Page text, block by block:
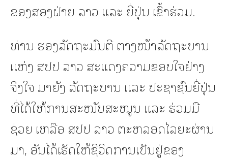
ຂອງສອງຝ່າຍ ລາວ ແລະ ຍີ່ປຸ່ນ ເຂົ້າຮ່ວມ.
ທ່ານ ຮອງລັດຖະມົນຕີ ຕາງໜ້າລັດຖະບານ
ແຫ່ງ ສປປ ລາວ ສະແດງຄວາມຂອບໃຈຢ່າງ
ຈິງໃຈ ມາຍັງ ລັດຖະບານ ແລະ ປະຊາຊົນຍີ່ປຸ່ນ
ທີ່ໄດ້ໃຫ້ການສະໜັບສະໜູນ ແລະ ຮ່ວມມື
ຊ່ວຍ ເຫລືອ ສປປ ລາວ ຕະຫລອດໄລຍະຜ່ານ
ມາ, ອັນໄດ້ເຮັດໃຫ້ຊີວິດການເປັນຢູ່ຂອງ